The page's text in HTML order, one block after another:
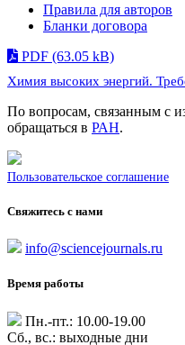
Правила для авторов
Бланки договора
PDF (63.05 kB)
Химия высоких энергий.
По вопросам, связанным c
обращаться в РАН.
Пользовательское соглашение
Свяжитесь с нами
info@sciencejournals.ru
Время работы
Пн.-пт.: 10.00-19.00
Сб., вс.: выходные дни